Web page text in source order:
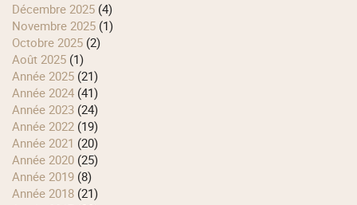
décembre 2025 (4)
novembre 2025 (1)
octobre 2025 (2)
août 2025 (1)
année 2025 (21)
année 2024 (41)
année 2023 (24)
année 2022 (19)
année 2021 (20)
année 2020 (25)
année 2019 (8)
année 2018 (21)